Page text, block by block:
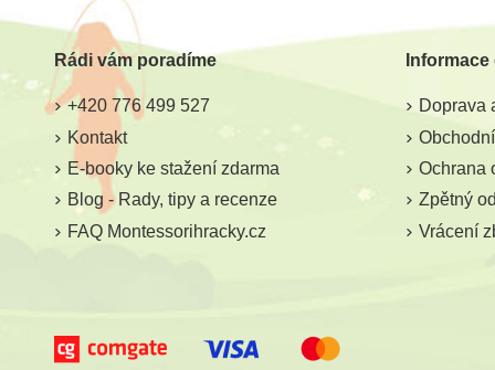
Rádi vám poradíme
+420 776 499 527
Kontakt
E-booky ke stažení zdarma
Blog - Rady, tipy a recenze
FAQ Montessorihracky.cz
Doprava
Ochrana
Zpětný
Vrácení